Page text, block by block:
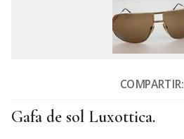
COMPARTIR:
Gafa de sol Luxottica.